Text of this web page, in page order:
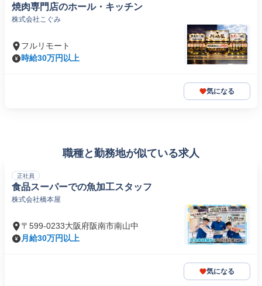
焼肉専門店のホール・キッチン
株式会社こぐみ
フルリモート
時給30万円以上
気になる
職種と勤務地が似ている求人
正社員
食品スーパーでの魚加工スタッフ
株式会社橋本屋
〒599-0233大阪府阪南市南山中
月給30万円以上
気になる